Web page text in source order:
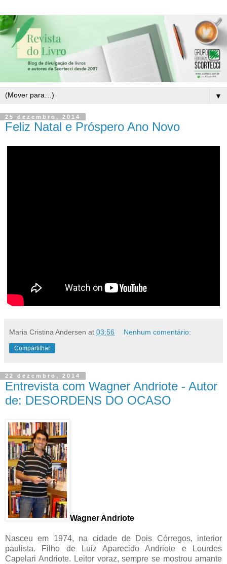
▼
25 dezembro, 2014
Feliz Natal e Próspero Ano Novo
Maria Cristina Andersen at 03:56 Nenhum comentário:
Compartilhar
22 dezembro, 2014
Entrevista com Wagner Andriote - Autor
de: DESORDENS DO OCASO
Wagner Andriote
Nasceu em 1974, na cidade de Dois Córregos, interior
paulista. Filho de Luiz Aparecido Andriote e Lourdes
Capelari Andriote. Leitor voraz, sempre se mostrou amante